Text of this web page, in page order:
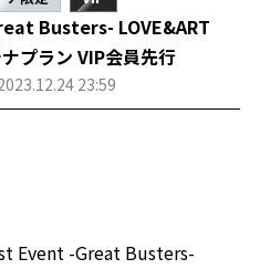
Busters- LOVE&ART
プラン VIP会員先行
23:59
Event -Great Busters-